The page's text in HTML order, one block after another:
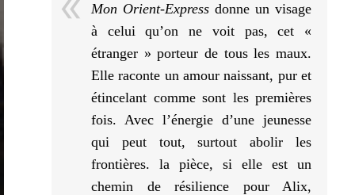
Mon Orient-Express donne un visage
à celui qu’on ne voit pas, cet «
étranger » porteur de tous les maux.
Elle raconte un amour naissant, pur et
étincelant comme sont les premières
fois. Avec l’énergie d’une jeunesse
qui peut tout, surtout abolir les
frontières. la pièce, si elle est un
chemin de résilience pour Alix,